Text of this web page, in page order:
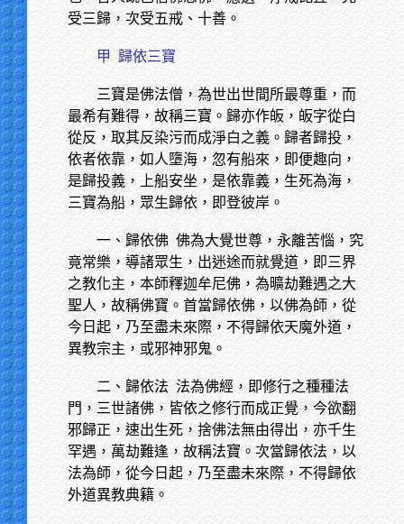
受三歸，次受五戒、十善。
甲 歸依三寶
三寶是佛法僧，為世出世間所最尊重，而
最希有難得，故稱三寶。歸亦作皈，皈字從白
從反，取其反染污而成淨白之義。歸者歸投，
依者依靠，如人墮海，忽有船來，即便趣向，
是歸投義，上船安坐，是依靠義，生死為海，
三寶為船，眾生歸依，即登彼岸。
一、歸依佛 佛為大覺世尊，永離苦惱，究
竟常樂，導諸眾生，出迷途而就覺道，即三界
之教化主，本師釋迦牟尼佛，為曠劫難遇之大
聖人，故稱佛寶。首當歸依佛，以佛為師，從
今日起，乃至盡未來際，不得歸依天魔外道，
異教宗主，或邪神邪鬼。
二、歸依法 法為佛經，即修行之種種法
門，三世諸佛，皆依之修行而成正覺，今欲翻
邪歸正，速出生死，捨佛法無由得出，亦千生
罕遇，萬劫難逢，故稱法寶。次當歸依法，以
法為師，從今日起，乃至盡未來際，不得歸依
外道異教典籍。